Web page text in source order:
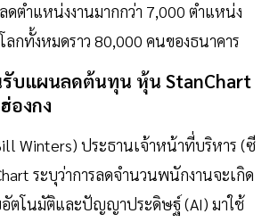
ดตำแหน่งงานมากกว่า 7,000 ตำแหน่ง
กทั้งหมดราว 80,000 คนของธนาคาร
บแผนลดต้นทุน หุ้น StanChart
องกง
Winters) ประธานเจ้าหน้าที่บริหาร (ซี
ระบุว่าการลดจำนวนพนักงานจะเกิด
อัตโนมัติและปัญญาประดิษฐ์ (AI) มาใช้